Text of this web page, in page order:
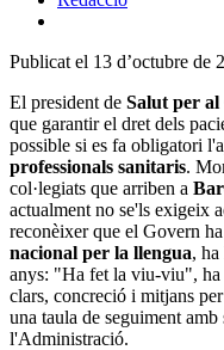
Publicat el 13 d’octubre de
El president de Salut per al
que garantir el dret dels
possible si es fa obligatori
professionals sanitaris.
col·legiats que arriben a
actualment no se'ls exigeix
reconèixer que el Govern
nacional per la llengua,
anys: "Ha fet la viu-viu",
clars, concreció i mitjans
una taula de seguiment
l'Administració.